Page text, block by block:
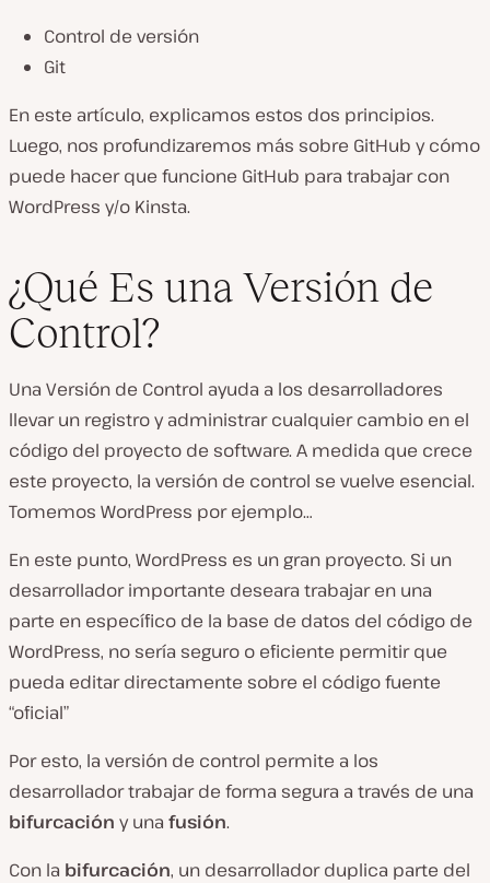
Control de versión
Git
En este artículo, explicamos estos dos principios.
Luego, nos profundizaremos más sobre GitHub y cómo
puede hacer que funcione GitHub para trabajar con
WordPress y/o Kinsta.
¿Qué Es una Versión de
Control?
Una Versión de Control ayuda a los desarrolladores
llevar un registro y administrar cualquier cambio en el
código del proyecto de software. A medida que crece
este proyecto, la versión de control se vuelve esencial.
Tomemos WordPress por ejemplo…
En este punto, WordPress es un gran proyecto. Si un
desarrollador importante deseara trabajar en una
parte en específico de la base de datos del código de
WordPress, no sería seguro o eficiente permitir que
pueda editar directamente sobre el código fuente
“oficial”
Por esto, la versión de control permite a los
desarrollador trabajar de forma segura a través de una
bifurcación y una fusión.
Con la bifurcación, un desarrollador duplica parte del